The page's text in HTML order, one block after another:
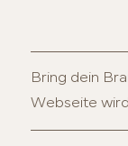
Bring dein
Webseite